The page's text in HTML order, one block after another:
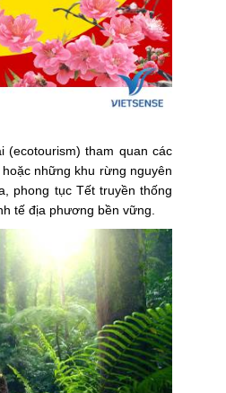
(ecotourism) tham quan các
những khu rừng nguyên
phong tục Tết truyền thống
tế địa phương bền vững.